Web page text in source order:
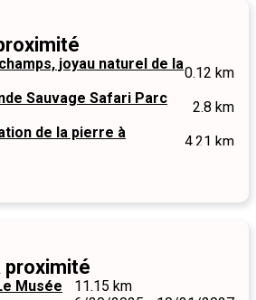
joyau naturel de la0.12 km
Sauvage Safari Parc
2.8 km
de la pierre à
4.21 km
proximité
Musée
11.15 km